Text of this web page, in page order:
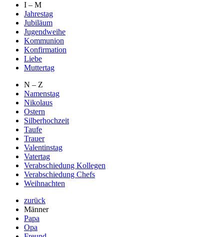
I – M
Jahrestag
Jubiläum
Jugendweihe
Kommunion
Konfirmation
Liebe
Muttertag
N – Z
Namenstag
Nikolaus
Ostern
Silberhochzeit
Taufe
Trauer
Valentinstag
Vatertag
Verabschiedung Kollegen
Verabschiedung Chefs
Weihnachten
zurück
Männer
Papa
Opa